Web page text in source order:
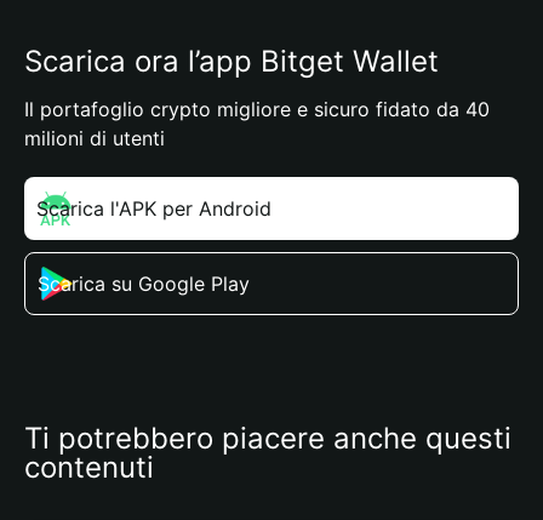
Scarica ora l’app Bitget Wallet
Il portafoglio crypto migliore e sicuro fidato da 40
milioni di utenti
Scarica l'APK per Android
Scarica su Google Play
Ti potrebbero piacere anche questi
contenuti